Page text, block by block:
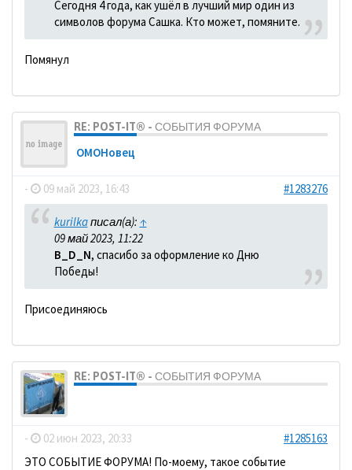
Сегодня 4 года, как ушёл в лучший мир один из
символов форума Сашка. Кто может, помяните.
Помянул
RE: POST-IT® - СОБЫТИЯ ФОРУМА
ОМОНовец
- 09 май 2023, 16:43 #1283276
kurilkaписал(а): ↑
09 май 2023, 11:22
B_D_N, спасибо за оформление ко Дню
Победы!
Присоединяюсь
RE: POST-IT® - СОБЫТИЯ ФОРУМА
- 02 июн 2023, 20:33
#1285163
ЭТО СОБЫТИЕ ФОРУМА! По-моему, такое событие